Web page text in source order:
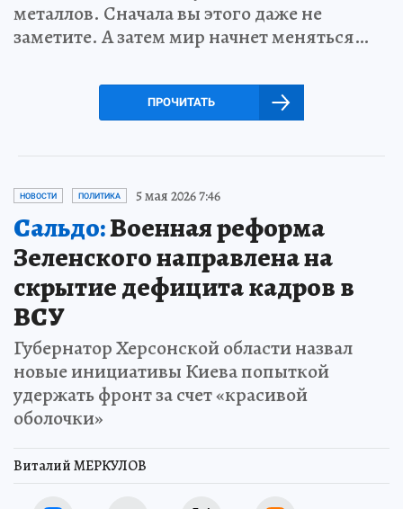
металлов. Сначала вы этого даже не
заметите. А затем мир начнет меняться…
ПРОЧИТАТЬ
НОВОСТИ ПОЛИТИКА 5 мая 2026 7:46
Сальдо:Военная реформа
Зеленского направлена на
скрытие дефицита кадров в
ВСУ
Губернатор Херсонской области назвал
новые инициативы Киева попыткой
удержать фронт за счет «красивой
оболочки»
Виталий МЕРКУЛОВ